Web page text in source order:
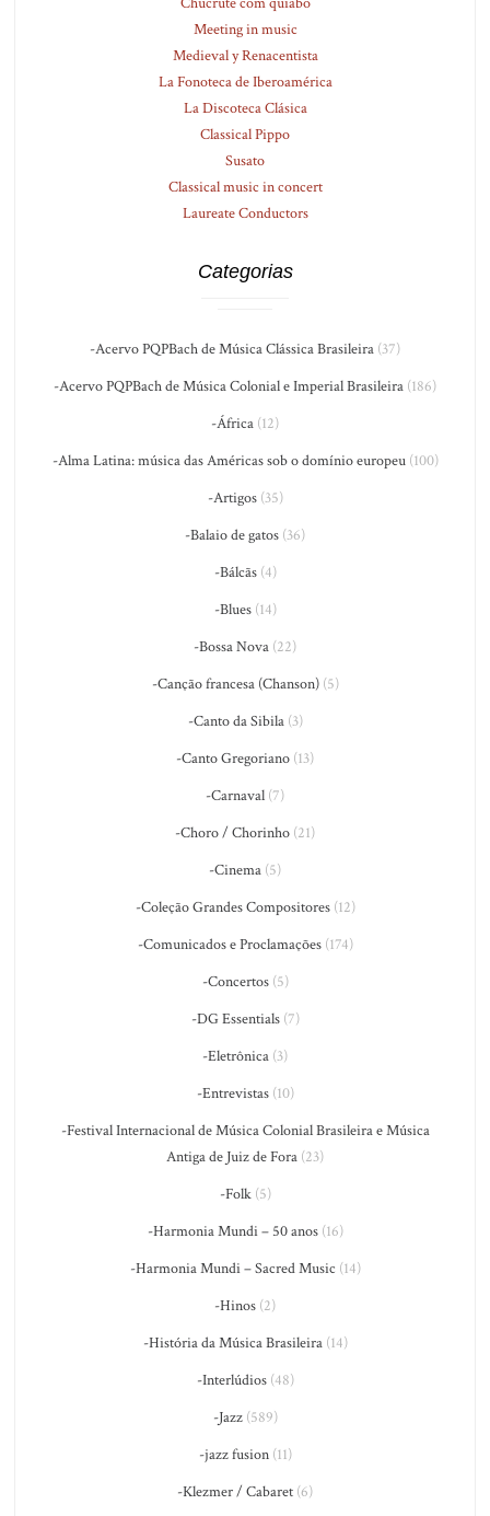
Meeting in music
Medieval y Renacentista
La Fonoteca de Iberoamérica
La Discoteca Clásica
Classical Pippo
Susato
Classical music in concert
Laureate Conductors
Categorias
-Acervo PQPBach de Música Clássica Brasileira (37)
-Acervo PQPBach de Música Colonial e Imperial Brasileira (186)
-África (12)
-Alma Latina: música das Américas sob o domínio europeu(100)
-Artigos(35)
-Balaio de gatos (36)
-Bálcãs(4)
-Blues(14)
-Bossa Nova (22)
-Canção francesa (Chanson)(5)
-Canto da Sibila(3)
-Canto Gregoriano (13)
-Carnaval (7)
-Choro / Chorinho (21)
-Cinema (5)
-Coleção Grandes Compositores(12)
-Comunicados e Proclamações(174)
-Concertos(5)
-DG Essentials(7)
-Eletrônica (3)
-Entrevistas(10)
-Festival Internacional de Música Colonial Brasileira e Música
Antiga de Juiz de Fora (23)
-Folk(5)
-Harmonia Mundi – 50 anos(16)
-Harmonia Mundi – Sacred Music (14)
-Hinos (2)
-História da Música Brasileira(14)
-Interlúdios(48)
-Jazz(589)
-jazz fusion(11)
-Klezmer / Cabaret (6)